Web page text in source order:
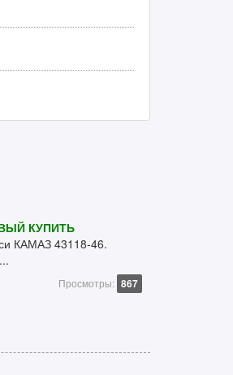
КУПИТЬ
КАМАЗ 43118-46.
Просмотры: 867